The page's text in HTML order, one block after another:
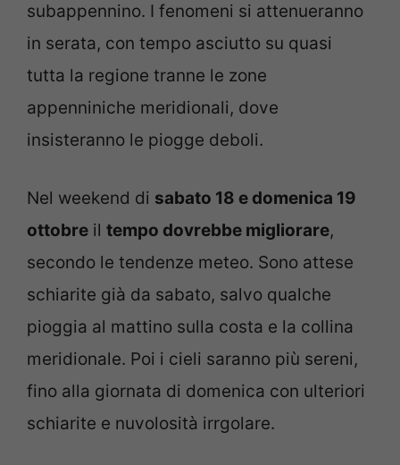
subappennino. I fenomeni si attenueranno
in serata, con tempo asciutto su quasi
tutta la regione tranne le zone
appenniniche meridionali, dove
insisteranno le piogge deboli.
Nel weekend di sabato 18 e domenica 19
ottobre il tempo dovrebbe migliorare,
secondo le tendenze meteo. Sono attese
schiarite già da sabato, salvo qualche
pioggia al mattino sulla costa e la collina
meridionale. Poi i cieli saranno più sereni,
fino alla giornata di domenica con ulteriori
schiarite e nuvolosità irrgolare.